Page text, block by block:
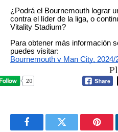
¿Podrá el Bournemouth lograr
contra el líder de la liga, o
Vitality Stadium?
Para obtener más información
puedes visitar:
Bournemouth v Man City,
20
FacebookTwitter